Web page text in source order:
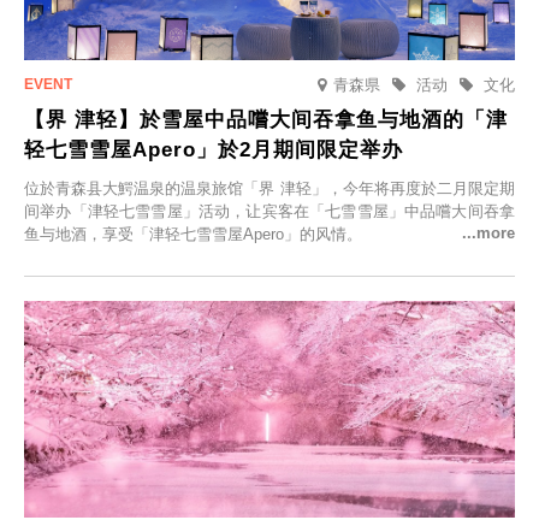
青森県 文化
活动
【界 津轻】於雪屋中品嚐大间吞拿鱼与地酒的「津
轻七雪雪屋Apero」於2月期间限定举办
位於青森县大鰐温泉的温泉旅馆「界 津轻」，今年将再度於二月限定期
间举办「津轻七雪雪屋」活动，让宾客在「七雪雪屋」中品嚐大间吞拿
鱼与地酒，享受「津轻七雪雪屋Apero」的风情。